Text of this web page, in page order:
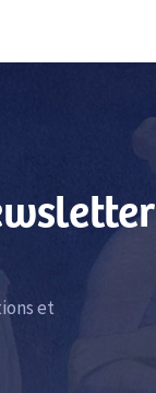
et